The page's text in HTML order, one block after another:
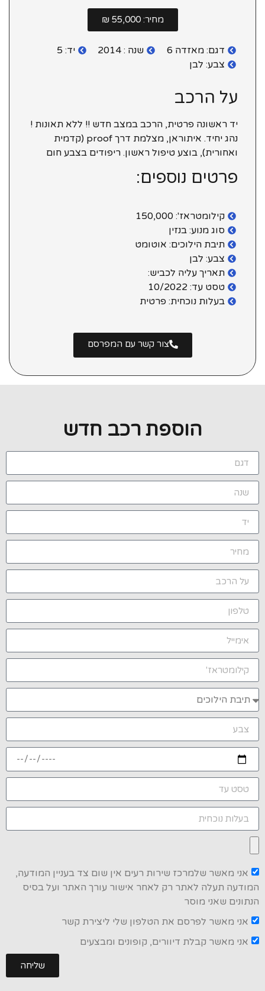
מחיר: 55,000 ₪
דגם: מאזדה 6 שנה : 2014
יד: 5
צבע: לבן
על הרכב
יד ראשונה פרטית, הרכב במצב חדש !! ללא תאונות !
נהג יחיד. איתוראן, מצלמת דרך proof (קדמית
ואחורית), בוצע טיפול ראשון. ריפודים בצבע חום
פרטים נוספים:
קילומטראז': 150,000
סוג מנוע: בנזין
תיבת הילוכים: אוטומט
צבע: לבן
תאריך עליה לכביש:
טסט עד: 10/2022
בעלות נוכחית: פרטית
צור קשר עם המפרסם
הוספת רכב חדש
אני מאשר שלמרכז שירות רעים אין שום צד בעניין המודעה,
המודעה תעלה לאתר רק לאחר אישור עורך האתר ועל בסיס
הנתונים שאני מוסר
אני מאשר לפרסם את הטלפון שלי ליצירת קשר
אני מאשר קבלת דיוורים, קופונים ומבצעים
שליחה